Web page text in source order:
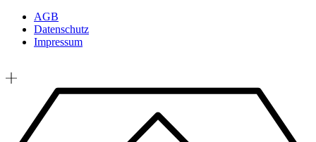
AGB
Datenschutz
Impressum